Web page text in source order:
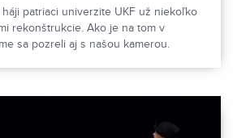
patriaci univerzite UKF už niekoľko
rekonštrukcie. Ako je na tom v
sa pozreli aj s našou kamerou.